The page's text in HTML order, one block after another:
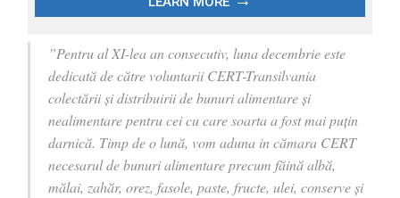
”Pentru al XI-lea an consecutiv, luna decembrie este
dedicată de către voluntarii CERT-Transilvania
colectării și distribuirii de bunuri alimentare și
nealimentare pentru cei cu care soarta a fost mai puțin
darnică. Timp de o lună, vom aduna in cămara CERT
necesarul de bunuri alimentare precum făină albă,
mălai, zahăr, orez, fasole, paste, fructe, ulei, conserve și